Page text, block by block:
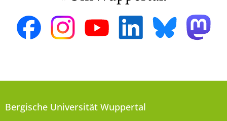
Bergische Universität Wuppertal